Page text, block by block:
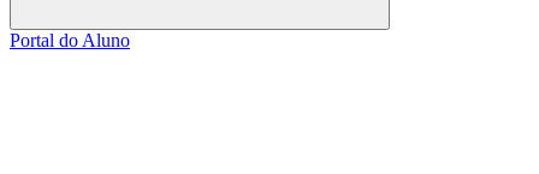
Buscar
Portal do Aluno